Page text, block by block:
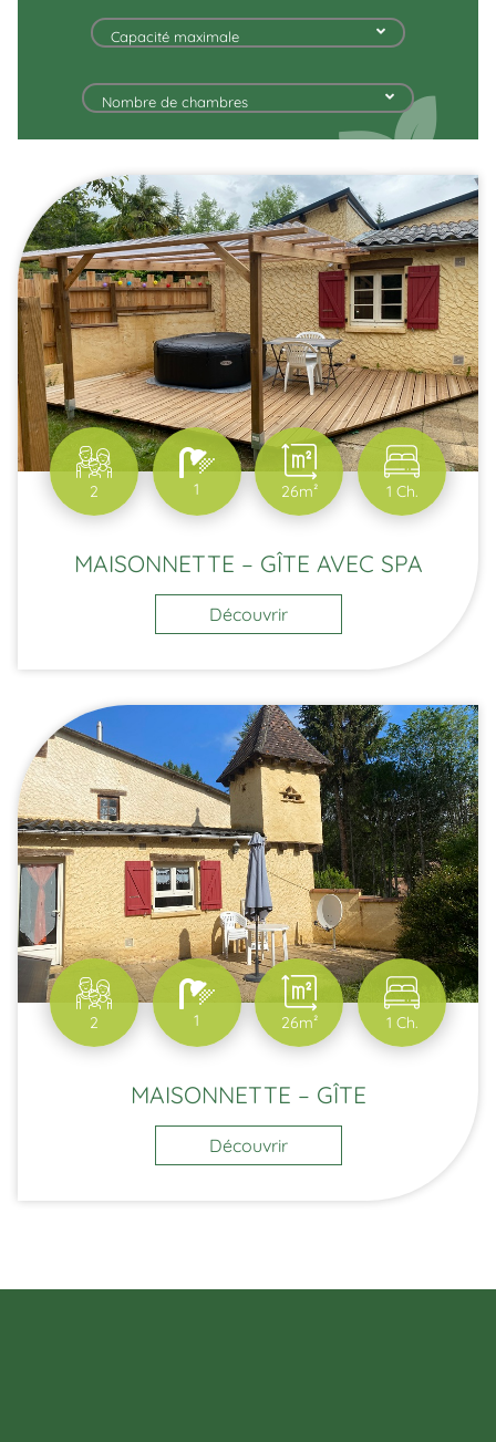
Capacité maximale
Nombre de chambres
2 1 26m² 1 Ch.
MAISONNETTE – GÎTE AVEC SPA
Découvrir
2 1 26m² 1 Ch.
MAISONNETTE – GÎTE
Découvrir